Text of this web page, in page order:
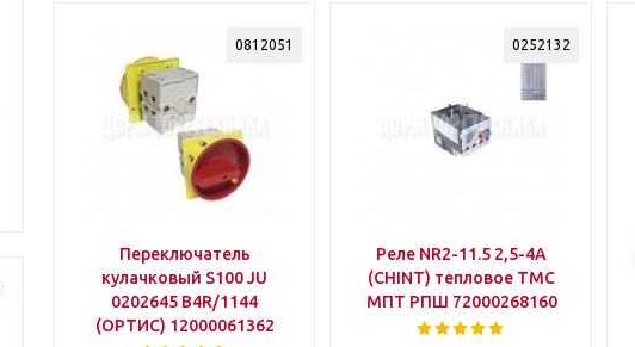
0812051
Переключатель
кулачковый S100 JU
0202645 B4R/1144
(ОРТИС) 12000061362
0252132
Реле NR2-11.5 2,5-4А
(CHINT) тепловое ТМС
МПТ РПШ 72000268160